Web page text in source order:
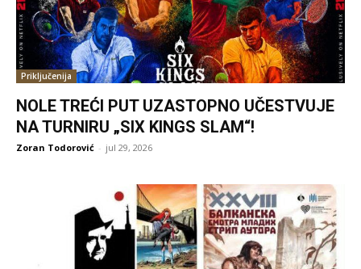
Priključenija
NOLE TREĆI PUT UZASTOPNO UČESTVUJE
NA TURNIRU „SIX KINGS SLAM“!
Zoran Todorović - jul 29, 2026